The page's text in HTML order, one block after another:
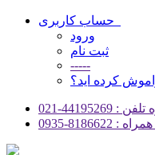
ورود
ثبت نام
-----
کرده اید؟
44195269-021
: 8186622-0935